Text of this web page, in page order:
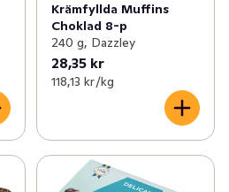
Krämfyllda Muffins
Choklad 8-p
240 g, Dazzley
28,35 kr
118,13 kr /kg